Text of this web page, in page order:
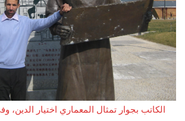
الكاتب بجوار تمثال المعماري اختيار